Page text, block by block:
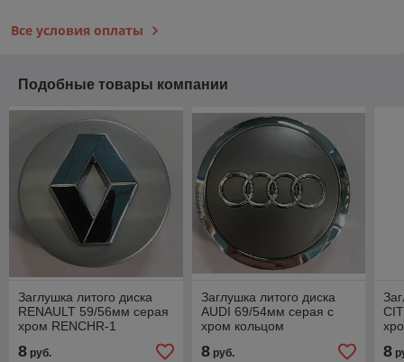
Все условия оплаты
Подобные товары компании
Заглушка литого диска
RENAULT 59/56мм серая
хром RENCHR-1
8 руб.
Заглушка литого диска
AUDI 69/54мм серая с
хром кольцом
8руб. 8